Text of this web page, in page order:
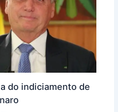
do indiciamento de